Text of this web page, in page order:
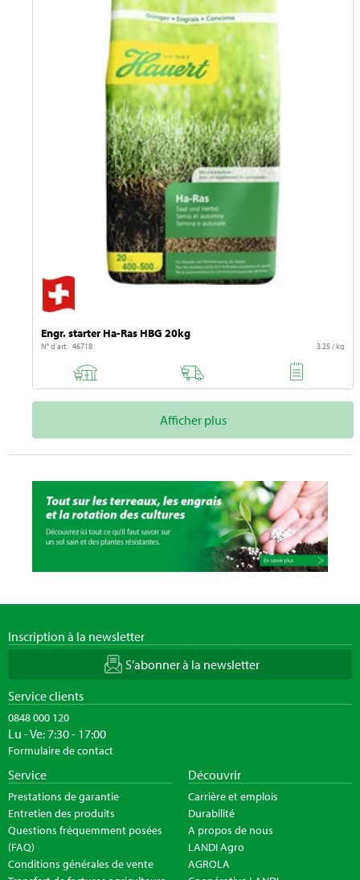
Engr. starter Ha-Ras HBG 20kg
N° d'art. 46718 3.25 / kg
Afficher plus
Inscription à la newsletter
S’abonner à la newsletter
Service clients
0848 000 120
Lu - Ve: 7:30 - 17:00
Formulaire de contact
Service
Prestations de garantie
Entretien des produits
Questions fréquemment posées
(FAQ)
Conditions générales de vente
Découvrir
Carrière et emplois
Durabilité
A propos de nous
LANDI Agro
AGROLA